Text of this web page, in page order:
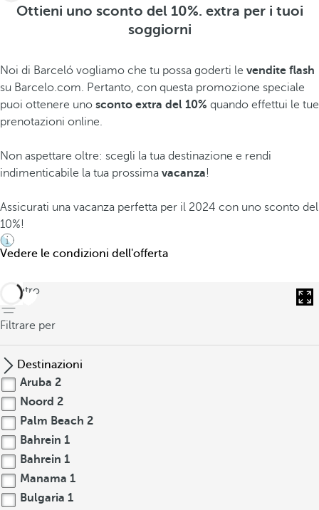
Ottieni uno sconto del 10%. extra per i tuoi
soggiorni
Noi di Barceló vogliamo che tu possa goderti le vendite flash
su Barcelo.com. Pertanto, con questa promozione speciale
puoi ottenere uno sconto extra del 10% quando effettui le tue
prenotazioni online.
Non aspettare oltre: scegli la tua destinazione e rendi
indimenticabile la tua prossima vacanza!
Assicurati una vacanza perfetta per il 2024 con uno sconto del
10%!
Vedere le condizioni dell'offerta
indietro
Filtrare per
Destinazioni
Aruba 2
Noord 2
Palm Beach 2
Bahrein 1
Bahrein 1
Manama 1
Bulgaria 1